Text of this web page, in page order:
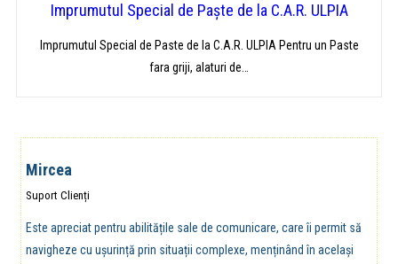
Imprumutul Special de Paște de la C.A.R. ULPIA
Imprumutul Special de Paste de la C.A.R. ULPIA Pentru un Paste
fara griji, alaturi de…
Mircea
Suport Clienți
Este apreciat pentru abilitățile sale de comunicare, care îi permit să
navigheze cu ușurință prin situații complexe, menținând în același